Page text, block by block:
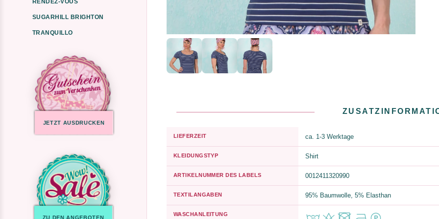
RENDEZ-VOUS
SUGARHILL BRIGHTON
TRANQUILLO
JETZT AUSDRUCKEN
ZU DEN ANGEBOTEN
LIEFERZEIT ca. 1-3 Werktage
KLEIDUNGSTYP Shirt
ARTIKELNUMMER DES LABELS 0012411320990
TEXTILANGABEN 95% Baumwolle, 5% Elasthan
WASCHANLEITUNG